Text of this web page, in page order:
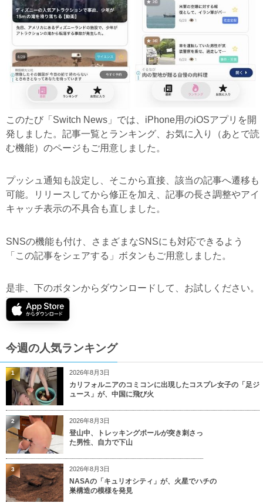
このたび「Switch News」では、iPhone用のiOSアプリを開
発しました。記事一覧とランキング、お気に入り（あとで読
む機能）のページもご用意しました。
プッシュ通知も設定し、そこから直接、該当の記事へ遷移も
可能。リリースしてから修正を加え、記事の長さ調整やアイ
キャッチ表示の不具合も直しました。
SNSの機能も付け、さまざまなSNSにも対応できるよう
「この記事をシェアする」ボタンもご用意しました。
是非、下のボタンからダウンロードして、お試しください。
今週の人気ランキング
2026年8月3日
カリフォルニアのコミコンに出現したコスプレ女子の「足ジ
ュース」が、中国に飛び火
1
2026年8月3日
登山中、トレッキングポールが突き刺さっ
た男性、自力で下山
2
2026年8月3日
NASAの「キュリオシティ」が、火星でハチの
巣構造の模様を発見
3